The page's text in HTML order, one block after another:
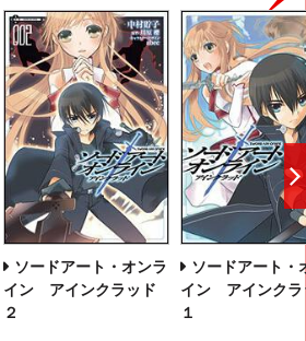
ソードアート・オンラ
イン アインクラッド
２
ソードアート・
イン アインクラ
１